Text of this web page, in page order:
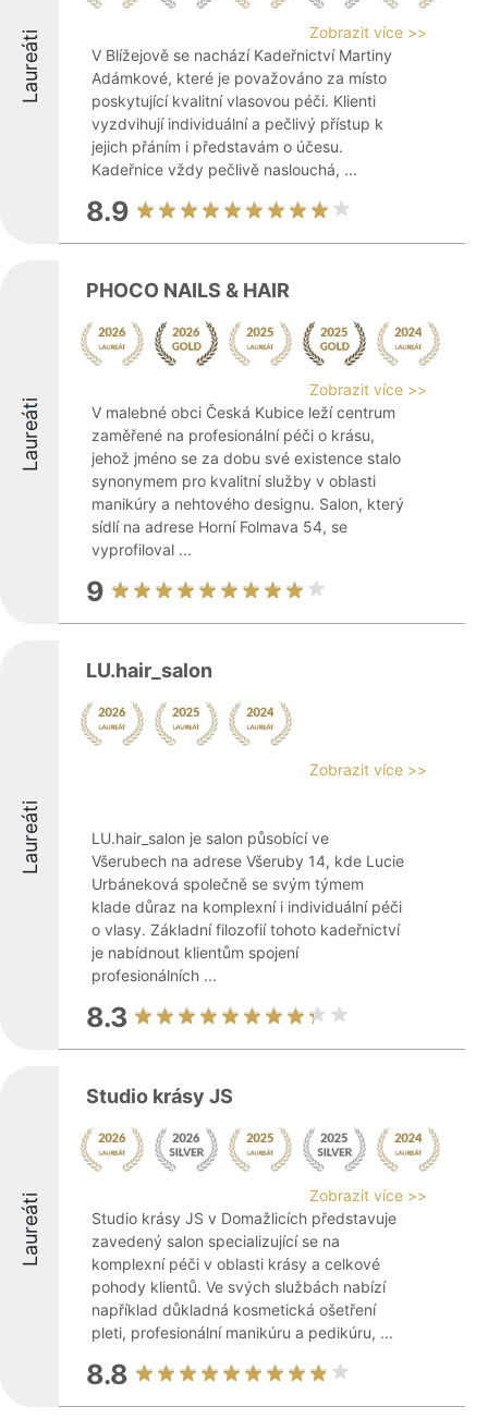
Laureáti
Zobrazit více >>
V Blížejově se nachází Kadeřnictví Martiny
Adámkové, které je považováno za místo
poskytující kvalitní vlasovou péči. Klienti
vyzdvihují individuální a pečlivý přístup k
jejich přáním i představám o účesu.
Kadeřnice vždy pečlivě naslouchá, ...
8.9
Laureáti
PHOCO NAILS & HAIR
Zobrazit více >>
V malebné obci Česká Kubice leží centrum
zaměřené na profesionální péči o krásu,
jehož jméno se za dobu své existence stalo
synonymem pro kvalitní služby v oblasti
manikúry a nehtového designu. Salon, který
sídlí na adrese Horní Folmava 54, se
vyprofiloval ...
9
Laureáti
LU.hair_salon
Zobrazit více >>
LU.hair_salon je salon působící ve
Všerubech na adrese Všeruby 14, kde Lucie
Urbáneková společně se svým týmem
klade důraz na komplexní i individuální péči
o vlasy. Základní filozofií tohoto kadeřnictví
je nabídnout klientům spojení
profesionálních ...
8.3
Laureáti
Studio krásy JS
Zobrazit více >>
Studio krásy JS v Domažlicích představuje
zavedený salon specializující se na
komplexní péči v oblasti krásy a celkové
pohody klientů. Ve svých službách nabízí
například důkladná kosmetická ošetření
pleti, profesionální manikúru a pedikúru, ...
8.8